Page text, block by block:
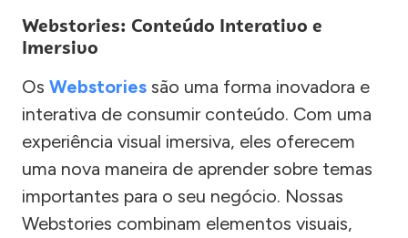
Webstories: Conteúdo Interativo e
Imersivo
Os Webstories são uma forma inovadora e
interativa de consumir conteúdo. Com uma
experiência visual imersiva, eles oferecem
uma nova maneira de aprender sobre temas
importantes para o seu negócio. Nossas
Webstories combinam elementos visuais,